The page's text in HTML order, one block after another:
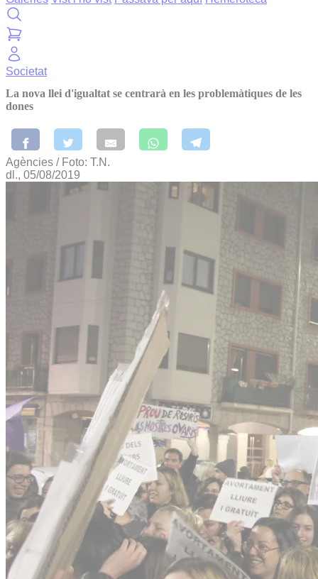
Societat
La nova llei d'igualtat se centrarà en les problemàtiques de les
dones
Agències / Foto: T.N.
dl., 05/08/2019